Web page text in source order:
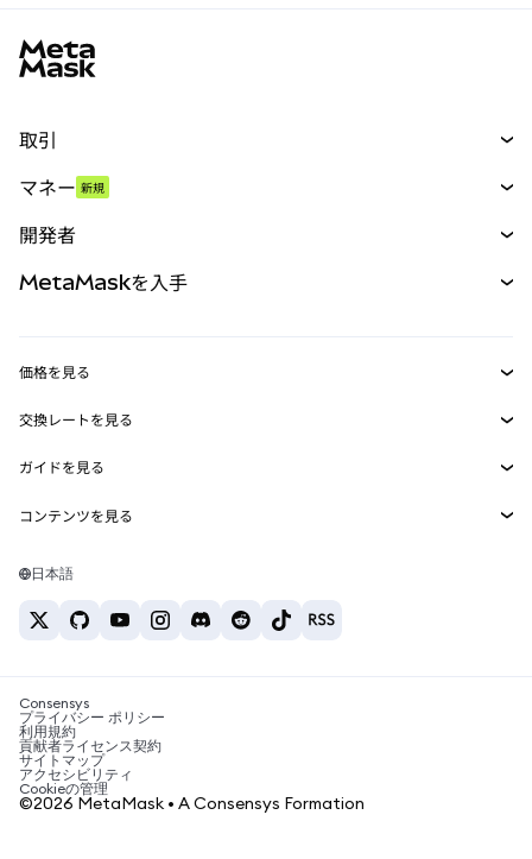
取引
パーペチュアル
RWA
マネー 新規
開発者
MetaMask Connect
Snaps
Web3サービス
MetaMaskを入手
セキュリティ
サポート
キャリア
お問い合わせ
価格を見る
イーサリアムの価格
Solanaの価格
Tetherの価格
交換レートを見る
ETH→USD
USDT→INR
BTC→INR
ETH→USDT
ガイドを見る
ETHの購入
USDTの購入
SHIBの購入
BNBの購入
コンテンツを見る
Solanaウォレット
税制関連ニュース
暗号資産の購入方法は？
ビットコインを売るには？
日本語
Consensys
プライバシー ポリシー
利用規約
貢献者ライセンス契約
サイトマップ
アクセシビリティ
Cookieの管理
©2026 MetaMask • A Consensys Formation